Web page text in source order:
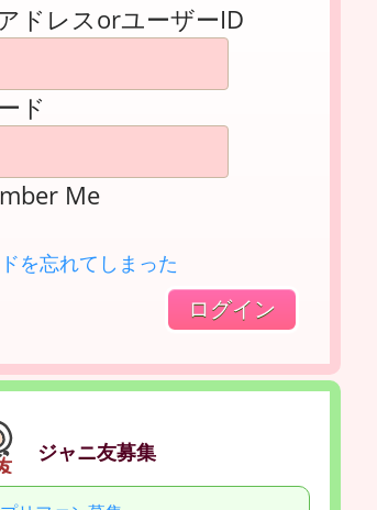
ドレスorユーザーID
ド
Me
を忘れてしまった
ジャニ友募集